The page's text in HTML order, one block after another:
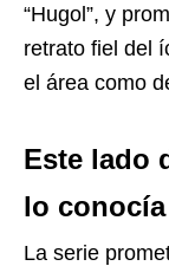
“Hugol”, y
retrato fiel del
el área como
Este lado
lo conocía
La serie